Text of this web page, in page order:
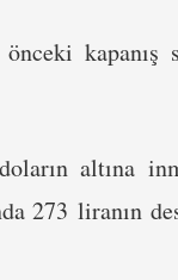
kapanış
altına
273 liranın